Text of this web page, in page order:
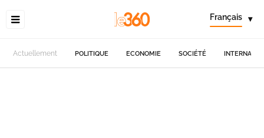
Français ▾
Actuellement POLITIQUE ECONOMIE SOCIÉTÉ